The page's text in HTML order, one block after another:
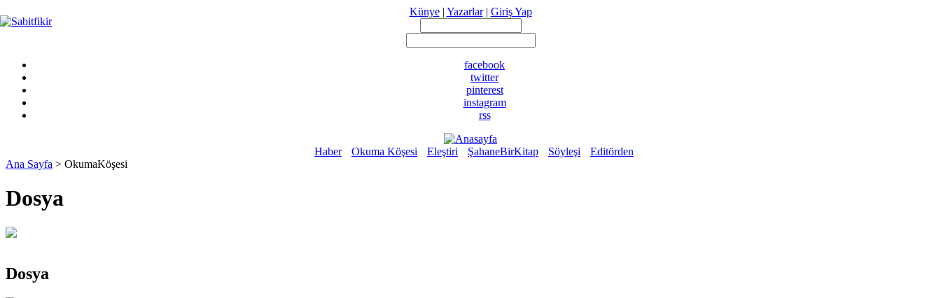
Künye| Yazarlar| Giriş Yap
facebook
twitter
pinterest
instagram
rss
Haber Okuma Köşesi Eleştiri ŞahaneBirKitap Söyleşi
Editörden
Ana Sayfa > OkumaKöşesi
Dosya
Dosya